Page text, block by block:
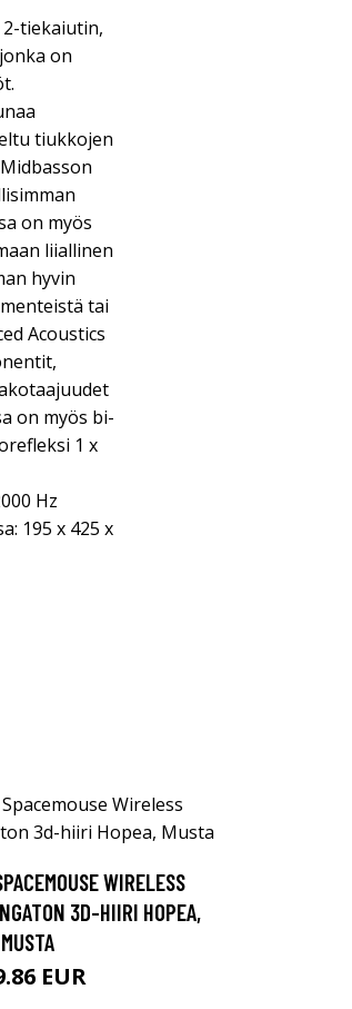
tiekaiutin,
on
tiukkojen
on myös
liiallinen
hyvin
tai
Acoustics
on myös bi-
1 x
Hz
195 x 425 x
WIRELESS
3D-HIIRI HOPEA,
MUSTA
EUR